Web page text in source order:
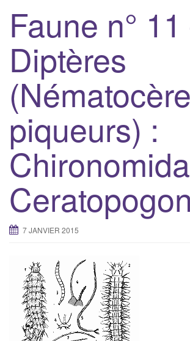
Faune n°
Diptères
piqueurs) :
7 JANVIER 2015